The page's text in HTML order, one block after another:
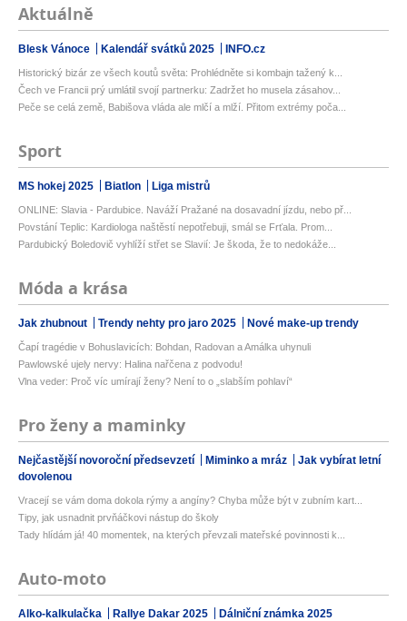
Aktuálně
Blesk Vánoce Kalendář svátků 2025 INFO.cz
Historický bizár ze všech koutů světa: Prohlédněte si kombajn tažený k...
Čech ve Francii prý umlátil svojí partnerku: Zadržet ho musela zásahov...
Peče se celá země, Babišova vláda ale mlčí a mlží. Přitom extrémy poča...
Sport
MS hokej 2025 Biatlon Liga mistrů
ONLINE: Slavia - Pardubice. Naváží Pražané na dosavadní jízdu, nebo př...
Povstání Teplic: Kardiologa naštěstí nepotřebuji, smál se Frťala. Prom...
Pardubický Boledovič vyhlíží střet se Slavií: Je škoda, že to nedokáže...
Móda a krása
Jak zhubnout Trendy nehty pro jaro 2025 Nové make-up trendy
Čapí tragédie v Bohuslavicích: Bohdan, Radovan a Amálka uhynuli
Pawlowské ujely nervy: Halina nařčena z podvodu!
Vlna veder: Proč víc umírají ženy? Není to o „slabším pohlaví“
Pro ženy a maminky
Nejčastější novoroční předsevzetí Miminko a mráz
Jak vybírat letní
dovolenou
Vracejí se vám doma dokola rýmy a angíny? Chyba může být v zubním kart...
Tipy, jak usnadnit prvňáčkovi nástup do školy
Tady hlídám já! 40 momentek, na kterých převzali mateřské povinnosti k...
Auto-moto
Alko-kalkulačka Rallye Dakar 2025 Dálniční známka 2025